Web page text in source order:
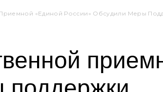
«Единой России» Обсудили Меры